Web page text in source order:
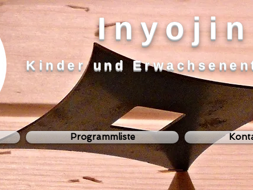
Programmliste
Inyojin
Kinder und